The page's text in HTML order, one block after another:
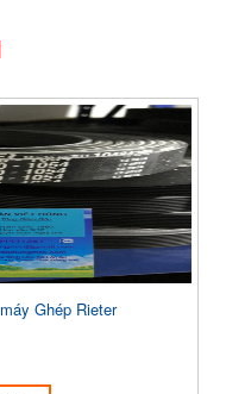
Ghép Rieter